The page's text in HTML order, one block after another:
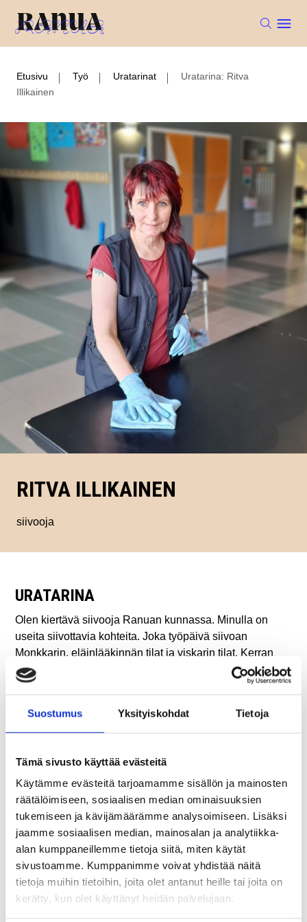
Suostumus Yksityiskohdat Tietoja
Tämä sivusto käyttää evästeitä
Käytämme evästeitä tarjoamamme sisällön ja mainosten
räätälöimiseen, sosiaalisen median ominaisuuksien
tukemiseen ja kävijämäärämme analysoimiseen. Lisäksi
jaamme sosiaalisen median, mainosalan ja analytiikka-
alan kumppaneillemme tietoja siitä, miten käytät
sivustoamme. Kumppanimme voivat yhdistää näitä
tietoja muihin tietoihin, joita olet antanut heille tai joita on
kerätty, kun olet käyttänyt heidän palvelujaan.
Etusivu Työ Uratarinat
Uratarina: Ritva
Illikainen
RITVA ILLIKAINEN
siivooja
URATARINA
Olen kiertävä siivooja Ranuan kunnassa. Minulla on
useita siivottavia kohteita. Joka työpäivä siivoan
Monkkarin, eläinlääkinnän tilat ja viskarin tilat. Kerran
viikossa siivottavia kohteita on useampi: palolaitos,
kunnanvirasto, Business Ranua, Tikantien päiväkoti,
sosiaalivirasto.
ottaa vastuun omasta tekemisestä ja työn
aikatauluttamisesta. Minulla on ihanat siivouskohteet,
niissä minut on otettu tosi hyvin vastaan ja niissä on
huipputyyppejä. Tunnen että minun työtä arvostetaan.
Sellaista paikkaa ei ole, missä en tykkäisi käydä. Se on
plussaa, että joka päivä siivottavat alueet vaihtuvat, en
jaksaisi tehdä samaa päivästä toiseen. Esimiehet
luottavat osaamiseeni ja ammattitaitooni, eivätkä kysele
perään. Kunnassa arvostetaan sitä, että siivous tehdään